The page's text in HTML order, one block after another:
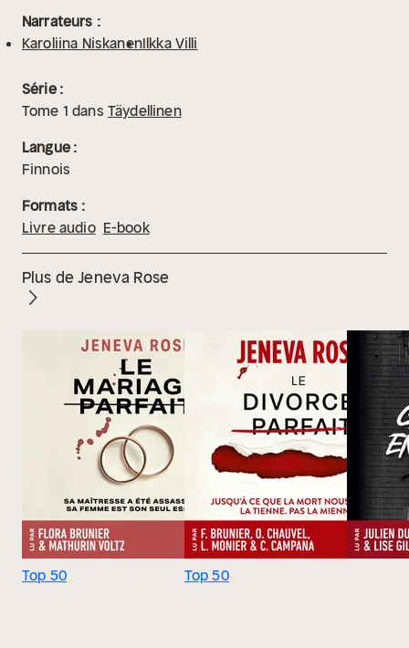
Narrateurs :
Karoliina NiskanenIlkka Villi
Série :
Tome 1 dans Täydellinen
Langue :
Finnois
Formats :
Livre audio E-book
Plus de Jeneva Rose
Top 50 Top 50